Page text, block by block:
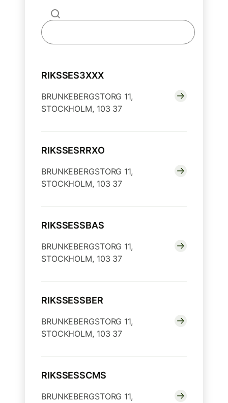
RIKSSES3XXX
BRUNKEBERGSTORG 11,
STOCKHOLM, 103 37
RIKSSESRRXO
BRUNKEBERGSTORG 11,
STOCKHOLM, 103 37
RIKSSESSBAS
BRUNKEBERGSTORG 11,
STOCKHOLM, 103 37
RIKSSESSBER
BRUNKEBERGSTORG 11,
STOCKHOLM, 103 37
RIKSSESSCMS
BRUNKEBERGSTORG 11,